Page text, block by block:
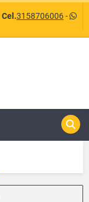
Cel.3158706006-